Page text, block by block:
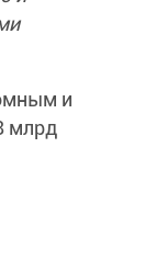
и
млрд